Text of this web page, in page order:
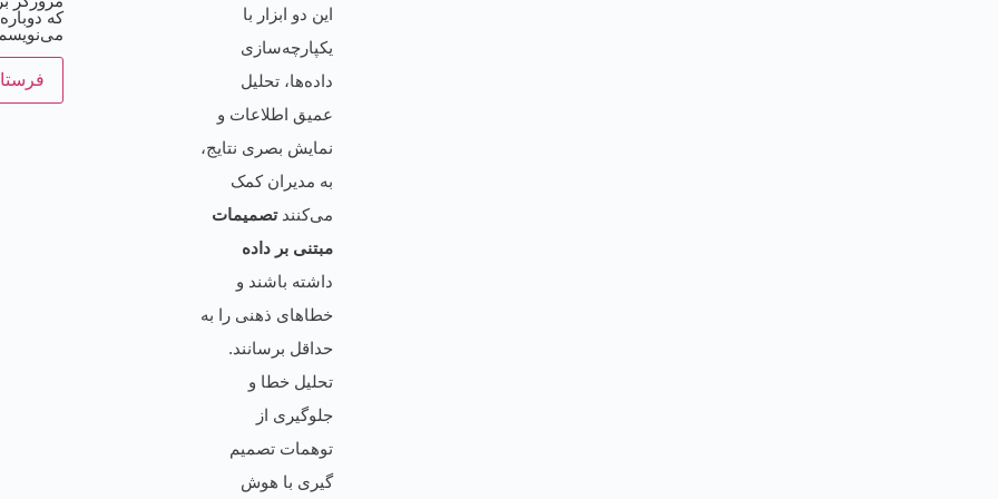
این دو ابزار با
یکپارچه‌سازی
داده‌ها، تحلیل
عمیق اطلاعات و
نمایش بصری نتایج،
به مدیران کمک
می‌کنندتصمیمات
مبتنی بر داده
داشته باشند و
خطاهای ذهنی را به
حداقل برسانند.
تحلیل خطا و
جلوگیری از
توهمات تصمیم
گیری با هوش
که